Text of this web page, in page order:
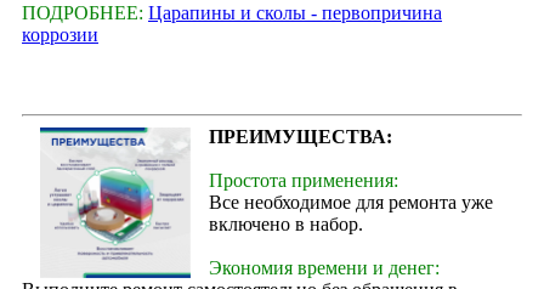
ПОДРОБНЕЕ: Царапины и сколы - первопричина
коррозии
ПРЕИМУЩЕСТВА:
Простота применения:
Все необходимое для ремонта уже
включено в набор.
Экономия времени и денег: